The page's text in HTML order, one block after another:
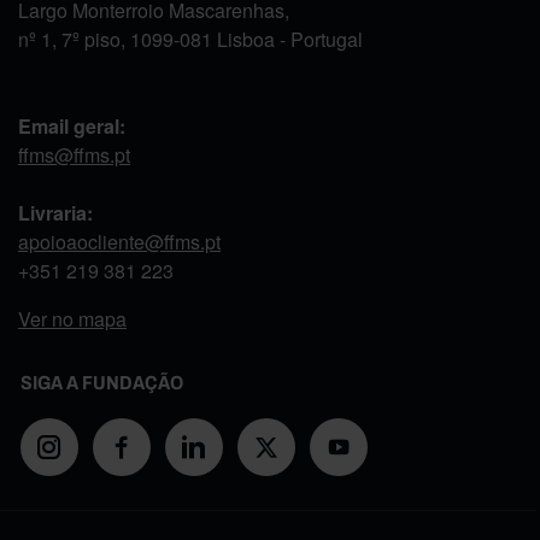
Largo Monterroio Mascarenhas,
nº 1, 7º piso, 1099-081 Lisboa - Portugal
Email geral:
ffms@ffms.pt
Livraria:
apoioaocliente@ffms.pt
+351 219 381 223
Ver no mapa
SIGA A FUNDAÇÃO